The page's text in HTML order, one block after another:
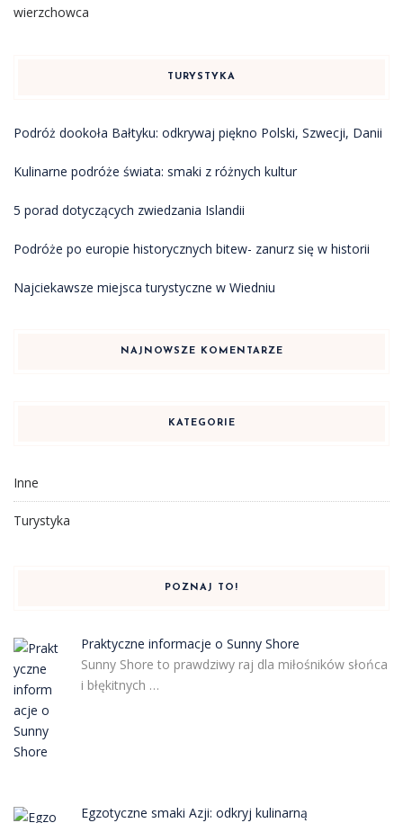
wierzchowca
TURYSTYKA
Podróż dookoła Bałtyku: odkrywaj piękno Polski, Szwecji, Danii
Kulinarne podróże świata: smaki z różnych kultur
5 porad dotyczących zwiedzania Islandii
Podróże po europie historycznych bitew- zanurz się w historii
Najciekawsze miejsca turystyczne w Wiedniu
NAJNOWSZE KOMENTARZE
KATEGORIE
Inne
Turystyka
POZNAJ TO!
Praktyczne informacje o Sunny Shore
Sunny Shore to prawdziwy raj dla miłośników słońca
i błękitnych …
Egzotyczne smaki Azji: odkryj kulinarną